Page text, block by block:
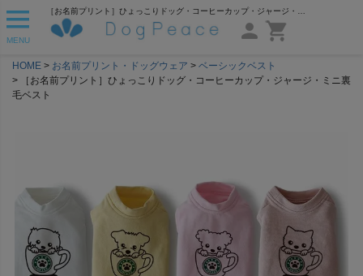
MENU
HOME お名前プリント・ドッグウェア
ベーシックベスト
［お名前プリント］ひょっこりドッグ・コーヒーカップ・ジャージ・ミニ裏
毛ベスト